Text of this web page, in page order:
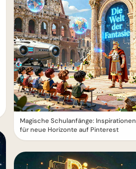
Magische Schulanfänge: Inspirationen
für neue Horizonte auf Pinterest